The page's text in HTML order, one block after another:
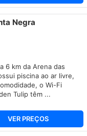
Negra
6 km da Arena das
piscina ao ar livre,
o Wi-Fi
Tulip têm ...
VER PREÇOS